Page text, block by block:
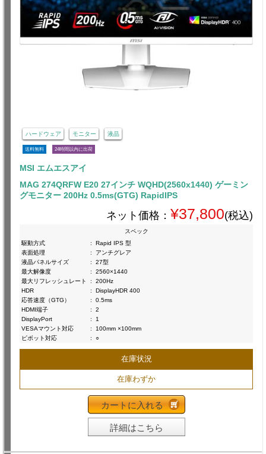
ハードウェア モニター 液晶
送料無料 24時間以内に出荷
MSI エムエスアイ
MAG 274QRFW E20 27インチ WQHD(2560x1440) ゲーミン
グモニター 200Hz 0.5ms(GTG) RapidIPS
ネット価格： ¥37,800(税込)
スペック
駆動方式
:
Rapid IPS 型
表面処理
:
アンチグレア
液晶パネルサイズ
:
27型
最大解像度
:
2560×1440
最大リフレッシュレート
:
200Hz
HDR
:
DisplayHDR 400
応答速度（GTG）
:
0.5ms
HDMI端子
:
2
DisplayPort
:
1
VESAマウント対応
:
100mm ×100mm
ピボット対応
: ○
在庫状況
在庫わずか
カートに入れる
詳細はこちら